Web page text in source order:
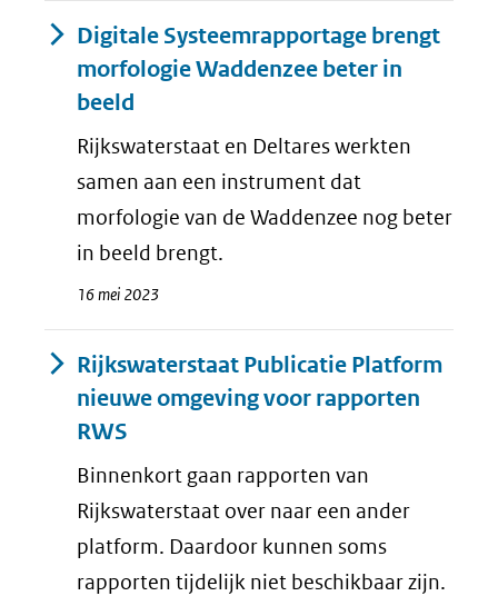
Digitale Systeemrapportage brengt
morfologie Waddenzee beter in
beeld
Rijkswaterstaat en Deltares werkten
samen aan een instrument dat
morfologie van de Waddenzee nog beter
in beeld brengt.
16 mei 2023
Rijkswaterstaat Publicatie Platform
nieuwe omgeving voor rapporten
RWS
Binnenkort gaan rapporten van
Rijkswaterstaat over naar een ander
platform. Daardoor kunnen soms
rapporten tijdelijk niet beschikbaar zijn.